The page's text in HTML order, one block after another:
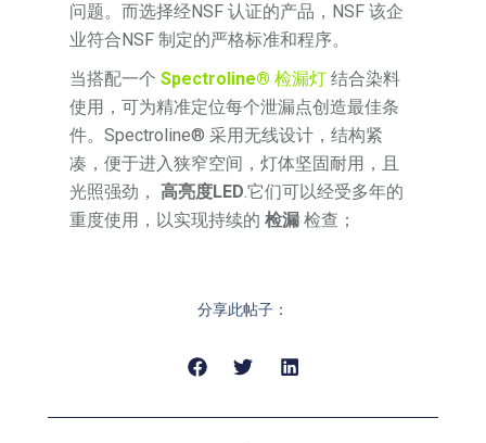
问题。而选择经NSF 认证的产品，NSF 该企
业符合NSF 制定的严格标准和程序。
当搭配一个Spectroline® 检漏灯 结合染料
使用，可为精准定位每个泄漏点创造最佳条
件。Spectroline® 采用无线设计，结构紧
凑，便于进入狭窄空间，灯体坚固耐用，且
光照强劲，高亮度LED.它们可以经受多年的
重度使用，以实现持续的检漏 检查；
分享此帖子：